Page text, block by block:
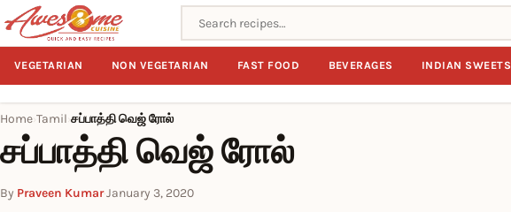
Search recipes
VEGETARIAN NON VEGETARIAN FAST FOOD BEVERAGES INDIAN SWEETS
Home Tamil சப்பாத்தி வெஜ் ரோல்
சப்பாத்தி வெஜ் ரோல்
By Praveen Kumar·January 3, 2020